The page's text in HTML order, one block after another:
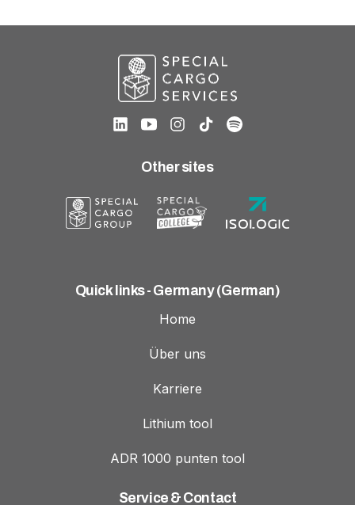
Other sites
Quick links - Germany (German)
Home
Über uns
Karriere
Lithium tool
ADR 1000 punten tool
Service & Contact